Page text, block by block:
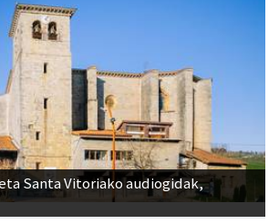
Santa Vitoriako audiogidak,